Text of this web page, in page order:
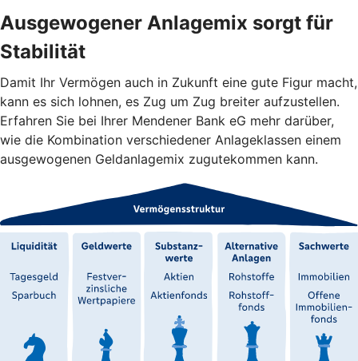
Ausgewogener Anlagemix sorgt für
Stabilität
Damit Ihr Vermögen auch in Zukunft eine gute Figur macht,
kann es sich lohnen, es Zug um Zug breiter aufzustellen.
Erfahren Sie bei Ihrer Mendener Bank eG mehr darüber,
wie die Kombination verschiedener Anlageklassen einem
ausgewogenen Geldanlagemix zugutekommen kann.